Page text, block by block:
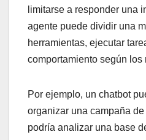
limitarse a responder una
agente puede dividir una
herramientas, ejecutar
comportamiento según los
Por ejemplo, un chatbot
organizar una campaña
podría analizar una base